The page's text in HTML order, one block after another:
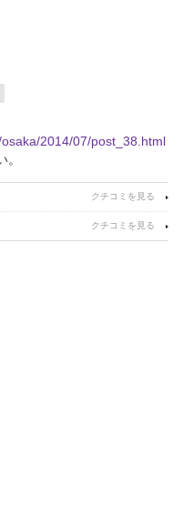
2014/07/post_38.html